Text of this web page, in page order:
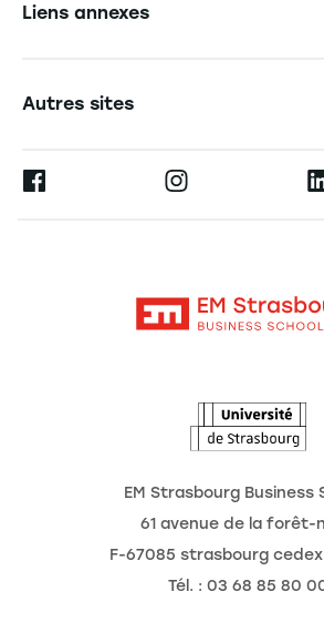
La recherche
Liens annexes
Autres sites
Ernest
EM Strasbourg Business
61 avenue de la forêt-
F-67085 strasbourg
Tél. : 03 68 85 80